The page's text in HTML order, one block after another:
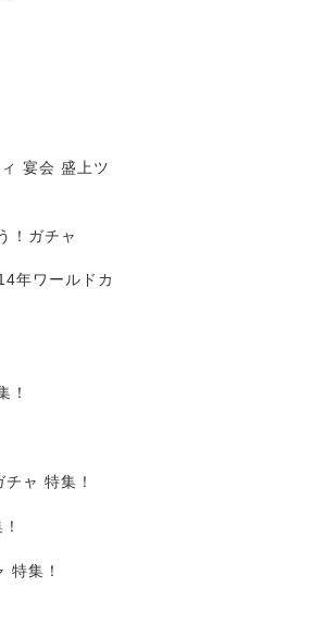
宴会 盛上ツ
！ガチャ
年ワールドカ
！
ャ 特集！
特集！